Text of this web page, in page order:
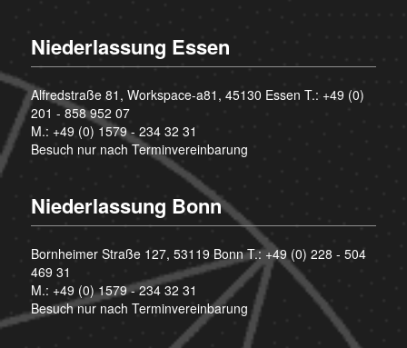
Niederlassung Essen
Alfredstraße 81, Workspace-a81, 45130 Essen T.: +49 (0)
201 - 858 952 07
M.: +49 (0) 1579 - 234 32 31
Besuch nur nach Terminvereinbarung
Niederlassung Bonn
Bornheimer Straße 127, 53119 Bonn T.:+49 (0) 228 - 504
469 31
M.: +49 (0) 1579 - 234 32 31
Besuch nur nach Terminvereinbarung